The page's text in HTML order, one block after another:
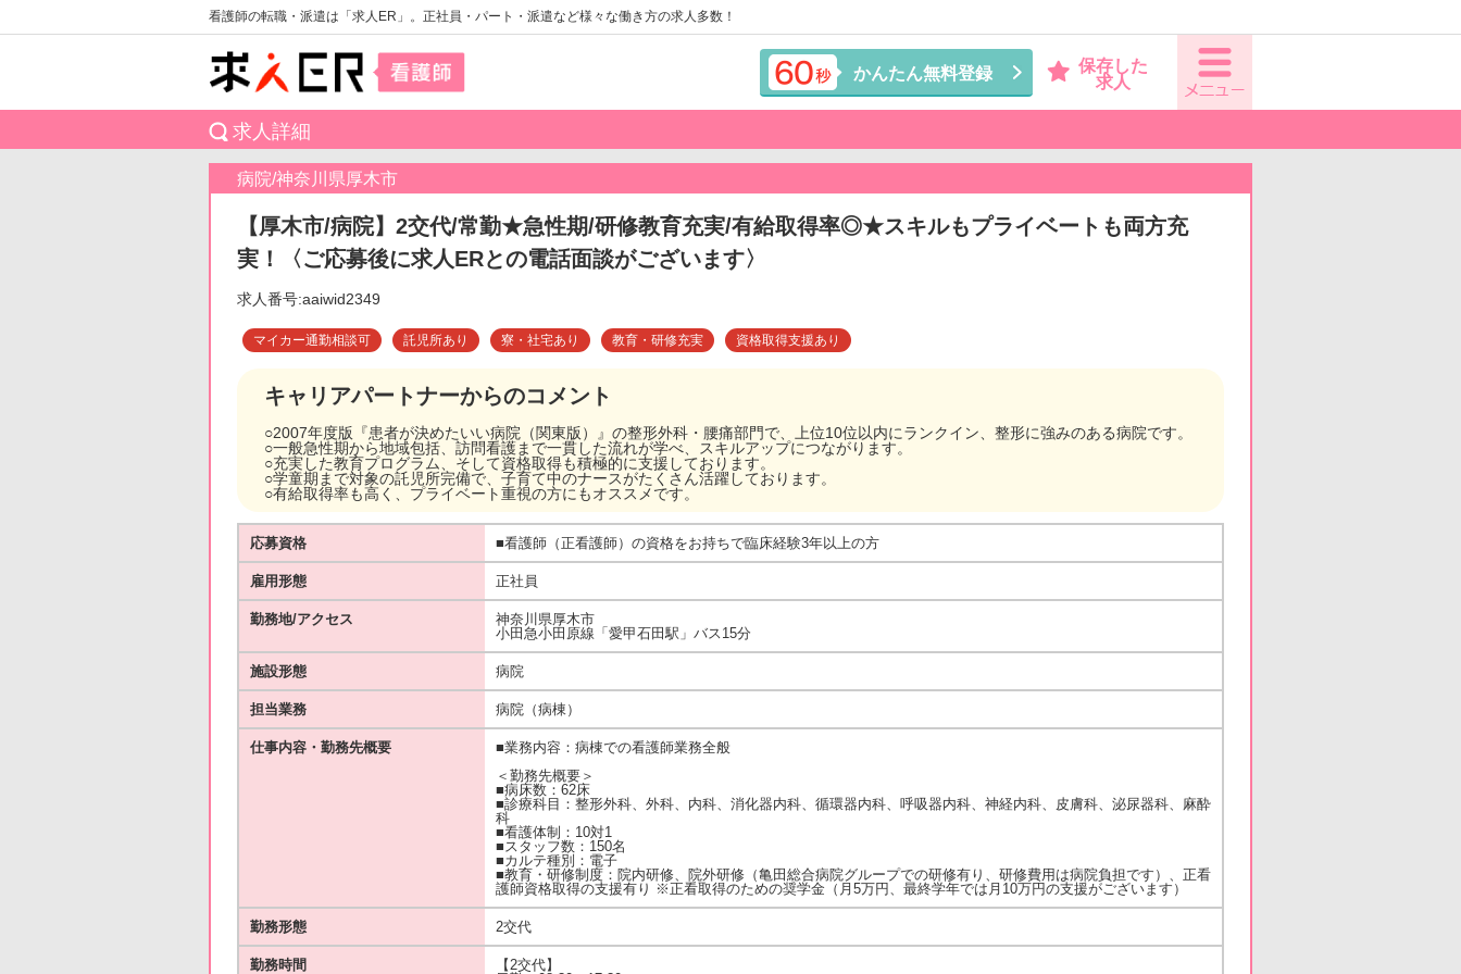
看護師の転職・派遣は「求人ER」。正社員・パート・派遣など様々な働き方の求人多数！
かんたん無料登録
保存した
求人
求人詳細
病院/神奈川県厚木市
【厚木市/病院】2交代/常勤★急性期/研修教育充実/有給取得率◎★スキルもプライベートも両方充
実！〈ご応募後に求人ERとの電話面談がございます〉
求人番号:aaiwid2349
マイカー通勤相談可 託児所あり 寮・社宅あり 教育・研修充実 資格取得支援あり
キャリアパートナーからのコメント
○2007年度版『患者が決めたいい病院（関東版）』の整形外科・腰痛部門で、上位10位以内にランクイン、整形に強みのある病院です。
○一般急性期から地域包括、訪問看護まで一貫した流れが学べ、スキルアップにつながります。
○充実した教育プログラム、そして資格取得も積極的に支援しております。
○学童期まで対象の託児所完備で、子育て中のナースがたくさん活躍しております。
○有給取得率も高く、プライベート重視の方にもオススメです。
応募資格 ■看護師（正看護師）の資格をお持ちで臨床経験3年以上の方
雇用形態 正社員
勤務地/アクセス
神奈川県厚木市
小田急小田原線「愛甲石田駅」バス15分
施設形態 病院
担当業務 病院（病棟）
仕事内容・勤務先概要
■業務内容：病棟での看護師業務全般
＜勤務先概要＞
■病床数：62床
■診療科目：整形外科、外科、内科、消化器内科、循環器内科、呼吸器内科、神経内科、皮膚科、泌尿器科、麻酔
科
■看護体制：10対1
■スタッフ数：150名
■カルテ種別：電子
■教育・研修制度：院内研修、院外研修（亀田総合病院グループでの研修有り、研修費用は病院負担です）、正看
護師資格取得の支援有り ※正看取得のための奨学金（月5万円、最終学年では月10万円の支援がございます）
勤務形態 2交代
勤務時間
【2交代】